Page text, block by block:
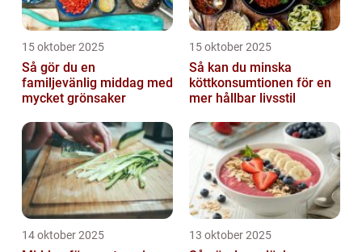
15 oktober 2025
Så gör du en
familjevänlig middag med
mycket grönsaker
15 oktober 2025
Så kan du minska
köttkonsumtionen för en
mer hållbar livsstil
14 oktober 2025 13 oktober 2025